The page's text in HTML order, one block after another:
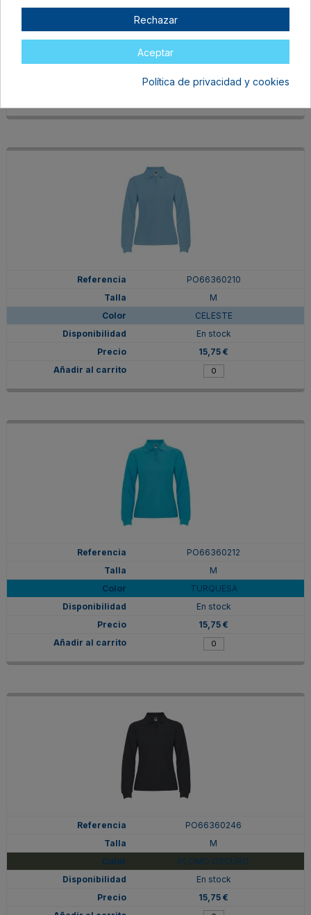
PO66360205
ROYAL
15,75 €
PO66360210
M
CELESTE
En stock
15,75 €
PO66360212
M
TURQUESA
En stock
15,75 €
PO66360246
M
PLOMO OSCURO
En stock
15,75 €
Rechazar
Aceptar
Política de privacidad y cookies